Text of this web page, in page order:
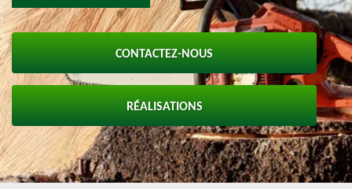
CONTACTEZ-NOUS
RÉALISATIONS